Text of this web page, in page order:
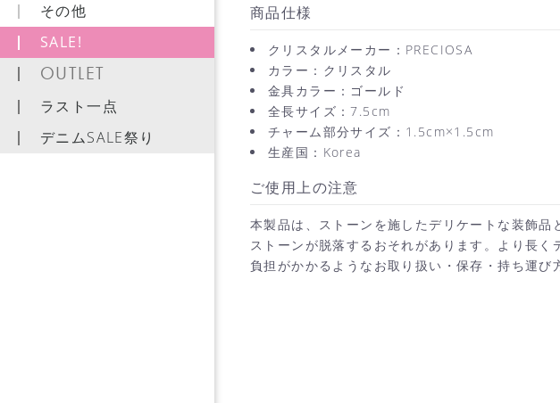
その他
SALE!
OUTLET
ラスト一点
デニムSALE祭り
商品仕様
クリスタルメーカー：PRECIOSA
カラー：クリスタル
金具カラー：ゴールド
全長サイズ：7.5cm
チャーム部分サイズ：1.5cm×1.5cm
生産国：Korea
ご使用上の注意
本製品は、ストーンを施したデリケートな装飾品
ストーンが脱落するおそれがあります。より長く
負担がかかるようなお取り扱い・保存・持ち運び